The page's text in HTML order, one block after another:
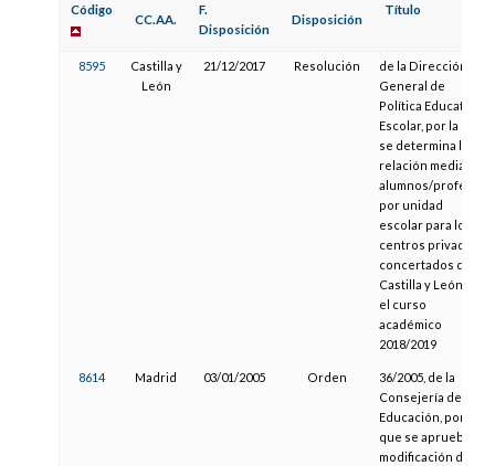
Código
CC.AA.
F.
Disposición
Disposición
Título
8595
Castilla y
León
21/12/2017 Resolución
de la Dirección
General de
Política Educativa
Escolar, por la que
se determina la
relación media
alumnos/profesor
por unidad
escolar para los
centros privados
concertados de
Castilla y León en
el curso
académico
2018/2019
8614 Madrid 03/01/2005 Orden
36/2005, de la
Consejería de
Educación, por la
que se aprueba la
modificación de